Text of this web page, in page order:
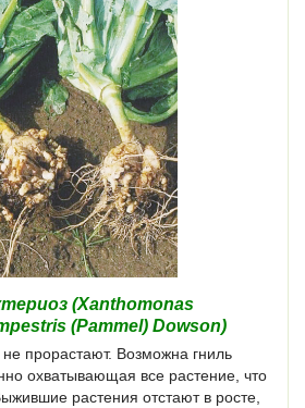
(Xanthomonas
(Pammel) Dowson)
прорастают. Возможна гниль
охватывающая все растение, что
растения отстают в росте,